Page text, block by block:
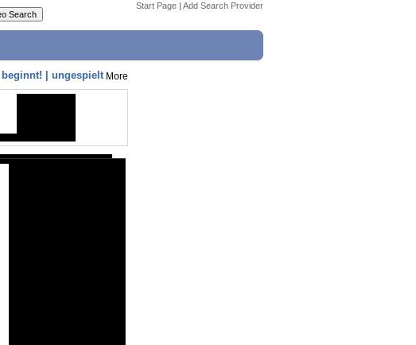
Start Page | Add Search Provider
beginnt! | ungespielt More